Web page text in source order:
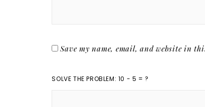
Save my name, email, and website in
SOLVE THE PROBLEM: 10 - 5 = ?